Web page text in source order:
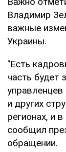
Владимир
важные
Украины.
"Есть
часть будет
управленцев
и других
регионах, и
сообщил
обращении.